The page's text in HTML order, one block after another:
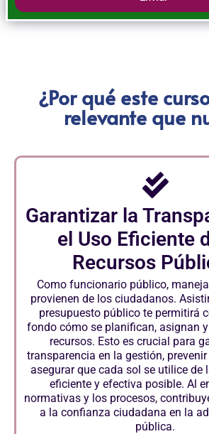
¿Por qué este
relevante que
Garantizar la
el Uso Eficiente
Recursos
Como funcionario público,
provienen de los ciudadanos.
presupuesto público te permitirá
fondo cómo se planifican, asignan
recursos. Esto es crucial para
transparencia en la gestión,
asegurar que cada sol se utilice de
eficiente y efectiva posible. Al
normativas y los procesos,
a la confianza ciudadana en la
pública.